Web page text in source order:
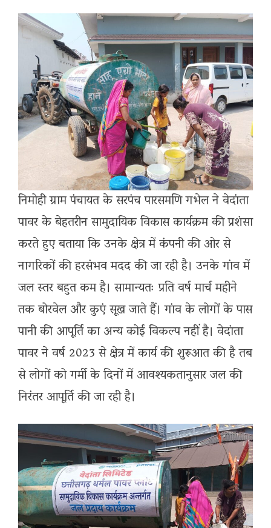
निमोही ग्राम पंचायत के सरपंच पारसमणि गभेल ने वेदांता
पावर के बेहतरीन सामुदायिक विकास कार्यक्रम की प्रशंसा
करते हुए बताया कि उनके क्षेत्र में कंपनी की ओर से
नागरिकों की हरसंभव मदद की जा रही है। उनके गांव में
जल स्तर बहुत कम है। सामान्यतः प्रति वर्ष मार्च महीने
तक बोरवेल और कुएं सूख जाते हैं। गांव के लोगों के पास
पानी की आपूर्ति का अन्य कोई विकल्प नहीं है। वेदांता
पावर ने वर्ष 2023 से क्षेत्र में कार्य की शुरूआत की है तब
से लोगों को गर्मी के दिनों में आवश्यकतानुसार जल की
निरंतर आपूर्ति की जा रही है।